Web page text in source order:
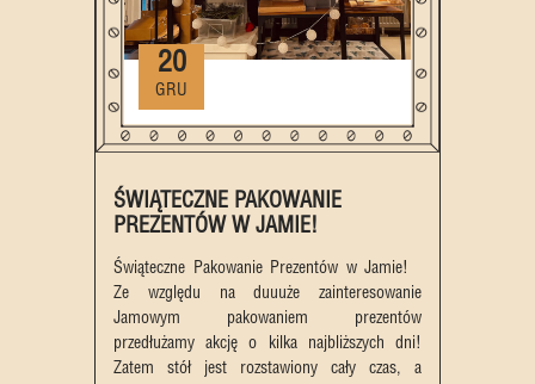
20
GRU
ŚWIĄTECZNE PAKOWANIE
PREZENTÓW W JAMIE!
Świąteczne Pakowanie Prezentów w Jamie!
Ze względu na duuuże zainteresowanie
Jamowym pakowaniem prezentów
przedłużamy akcję o kilka najbliższych dni!
Zatem stół jest rozstawiony cały czas, a